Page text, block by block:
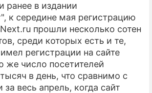
ПРЕСС-РЕЛИЗЫ
О ПРОЕКТЕ
ранее в издании
к середине мая регистрацию
прошли несколько сотен
среди которых есть и те,
регистрации на сайте
же число посетителей
в день, что сравнимо с
за весь апрель, когда сайт